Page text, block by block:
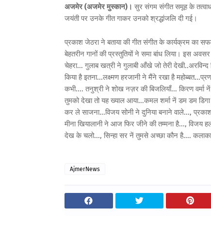
अजमेर (अजमेर मुस्कान)। सुर संगम संगीत समूह के
जयंती पर उनके गीत गाकर उनको श्रद्धांजलि दी गई।
प्रकाश जेठरा ने बताया की गीत संगीत के कार्यक्रम का
बेहतरीन गानों की प्रस्तुतियों ने समा बांध लिया। इस
चेहरा... गुलाब खत्री ने गुलाबी आँखे जो तेरी
किया है इतना...लक्ष्मण हरजानी ने मैंने रखा है
कभी.... तनुश्री ने शोख नज़र की बिजलियाँ... किरण
तुमको देखा तो यह ख्याल आया...कमल शर्मा नें डम डम डिगा
कर ले साजना...विजय सोनी ने दुनिया बनाने वाले...,
मीना खियालानी ने आज फिर जीने की तम्मना है..., विजय
देख के चलो..., सिन्हा सर नें तुमसे अच्छा कौन है....
AjmerNews